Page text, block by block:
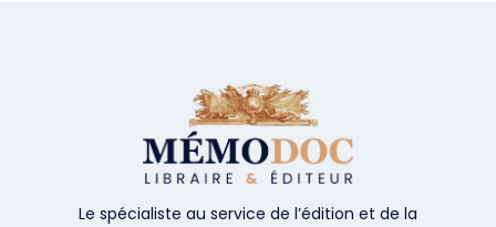
Le spécialiste au service de l’édition et de la